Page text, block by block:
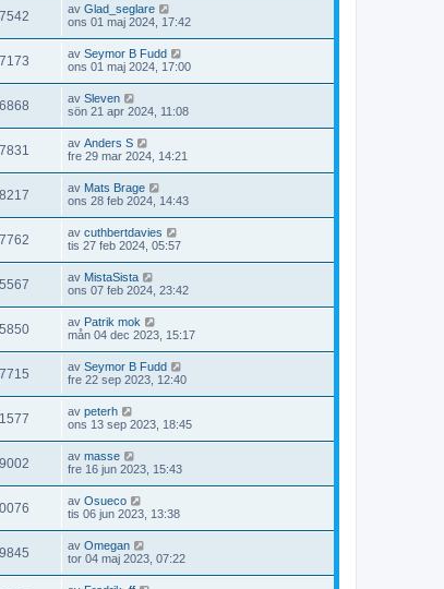
av Glad_seglare
ons 01 maj 2024, 17:42
av Seymor B Fudd
ons 01 maj 2024, 17:00
av Sleven
sön 21 apr 2024, 11:08
av Anders S
fre 29 mar 2024, 14:21
av Mats Brage
ons 28 feb 2024, 14:43
av cuthbertdavies
tis 27 feb 2024, 05:57
av MistaSista
ons 07 feb 2024, 23:42
av Patrik mok
mån 04 dec 2023, 15:17
av Seymor B Fudd
fre 22 sep 2023, 12:40
av peterh
ons 13 sep 2023, 18:45
av masse
fre 16 jun 2023, 15:43
av Osueco
tis 06 jun 2023, 13:38
av Omegan
tor 04 maj 2023, 07:22